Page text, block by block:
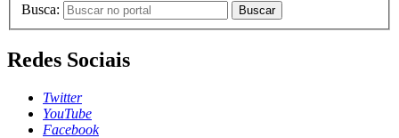
Busca: Buscar
Redes Sociais
Twitter
YouTube
Facebook